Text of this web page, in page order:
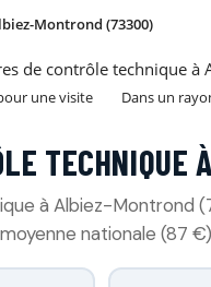
Montrond (73300)
de contrôle technique
une visite Dans un
à Albiez-Montrond
nationale (87